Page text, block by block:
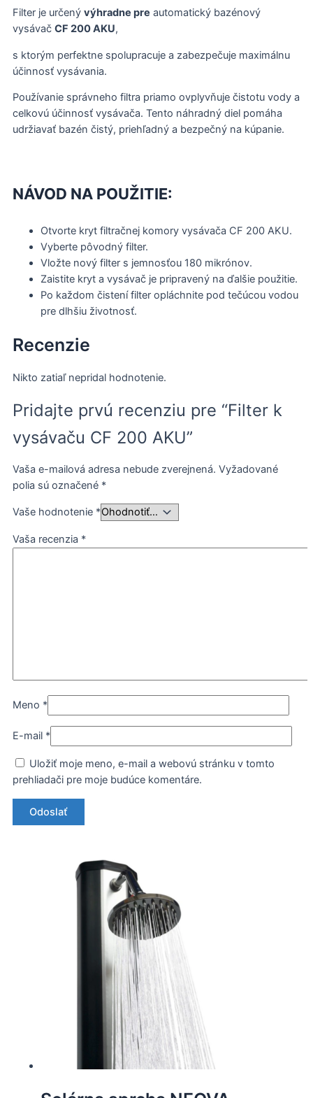
Filter je určený výhradne pre automatický bazénový
vysávač CF 200 AKU,
s ktorým perfektne spolupracuje a zabezpečuje maximálnu
účinnosť vysávania.
Používanie správneho filtra priamo ovplyvňuje čistotu vody a
celkovú účinnosť vysávača. Tento náhradný diel pomáha
udržiavať bazén čistý, priehľadný a bezpečný na kúpanie.
NÁVOD NA POUŽITIE:
Otvorte kryt filtračnej komory vysávača CF 200 AKU.
Vyberte pôvodný filter.
Vložte nový filter s jemnosťou 180 mikrónov.
Zaistite kryt a vysávač je pripravený na ďalšie použitie.
Po každom čistení filter opláchnite pod tečúcou vodou
pre dlhšiu životnosť.
Recenzie
Nikto zatiaľ nepridal hodnotenie.
Pridajte prvú recenziu pre “Filter k
vysávaču CF 200 AKU”
Vaša e-mailová adresa nebude zverejnená. Vyžadované
polia sú označené *
Vaše hodnotenie *
Vaša recenzia *
Meno *
E-mail *
Uložiť moje meno, e-mail a webovú stránku v tomto
prehliadači pre moje budúce komentáre.